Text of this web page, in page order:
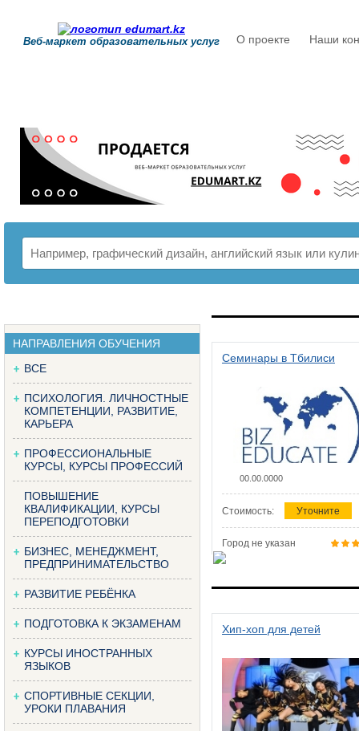
Веб-маркет образовательных услуг О проекте Наши
НАПРАВЛЕНИЯ ОБУЧЕНИЯ
ВСЕ
ПСИХОЛОГИЯ. ЛИЧНОСТНЫЕ
КОМПЕТЕНЦИИ, РАЗВИТИЕ,
КАРЬЕРА
ПРОФЕССИОНАЛЬНЫЕ
КУРСЫ, КУРСЫ ПРОФЕССИЙ
ПОВЫШЕНИЕ
КВАЛИФИКАЦИИ, КУРСЫ
ПЕРЕПОДГОТОВКИ
БИЗНЕС, МЕНЕДЖМЕНТ,
ПРЕДПРИНИМАТЕЛЬСТВО
РАЗВИТИЕ РЕБЁНКА
ПОДГОТОВКА К ЭКЗАМЕНАМ
КУРСЫ ИНОСТРАННЫХ
ЯЗЫКОВ
СПОРТИВНЫЕ СЕКЦИИ,
УРОКИ ПЛАВАНИЯ
Семинары в Тбилиси
00.00.0000
Стоимость: Уточните
Город не указан
Хип-хоп для детей